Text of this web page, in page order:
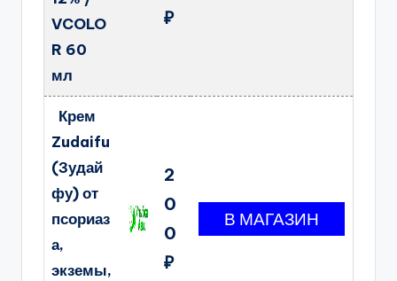
VCOLO
R 60
мл
₽
Крем
Zudaifu
(Зудай
фу) от
псориаз
а,
экземы,
2
0
0
₽